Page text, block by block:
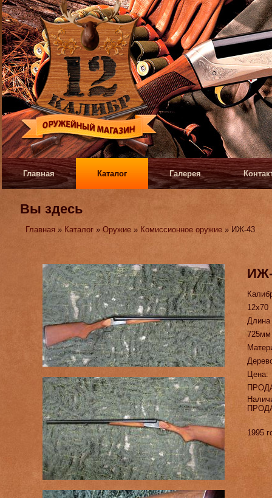
Главная Каталог Галерея
Вы здесь
Главная » Каталог »Оружие » Комиссионное оружие » ИЖ-43
12х70
725мм
Цена:
1995